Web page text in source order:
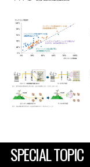
SPECIAL TOPIC